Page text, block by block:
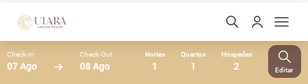
Check-In
07 Ago
Check-Out
08 Ago
Noites
1
Quartos
1
Hóspedes
2 Editar